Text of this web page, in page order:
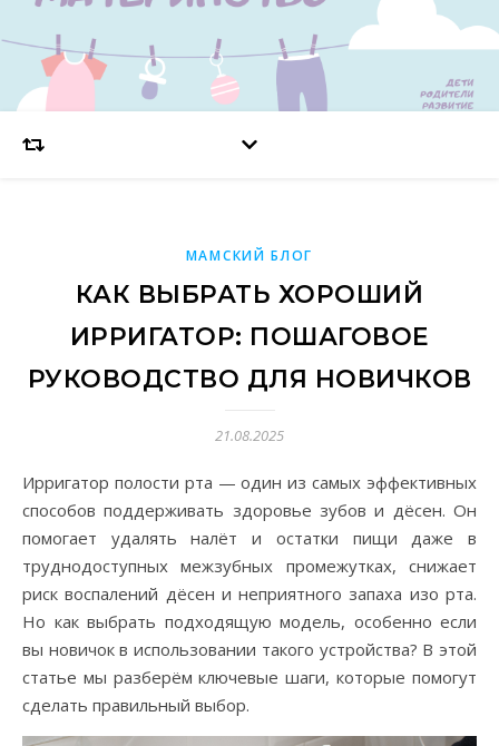
МАМСКИЙ БЛОГ
КАК ВЫБРАТЬ ХОРОШИЙ
ИРРИГАТОР: ПОШАГОВОЕ
РУКОВОДСТВО ДЛЯ НОВИЧКОВ
21.08.2025
Ирригатор полости рта — один из самых эффективных
способов поддерживать здоровье зубов и дёсен. Он
помогает удалять налёт и остатки пищи даже в
труднодоступных межзубных промежутках, снижает
риск воспалений дёсен и неприятного запаха изо рта.
Но как выбрать подходящую модель, особенно если
вы новичок в использовании такого устройства? В этой
статье мы разберём ключевые шаги, которые помогут
сделать правильный выбор.